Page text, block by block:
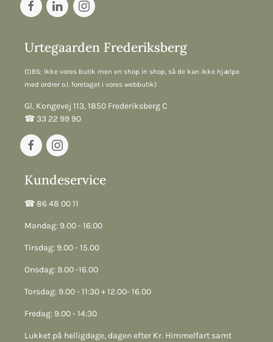
Urtegaarden Frederiksberg
(OBS: Ikke vores butik men en shop in shop, så de kan ikke hjælpe
med ordrer o.l. foretaget i vores webbutik)
Gl. Kongevej 113, 1850 Frederiksberg C
☎︎ 33 22 99 90
Kundeservice
☎︎ 86 48 00 11
Mandag: 9.00 - 16.00
Tirsdag: 9.00 - 15.00
Onsdag: 9.00 -16.00
Torsdag: 9.00 - 11:30 + 12.00- 16.00
Fredag: 9.00 - 14:30
Lukket på helligdage, dagen efter Kr. Himmelfart samt